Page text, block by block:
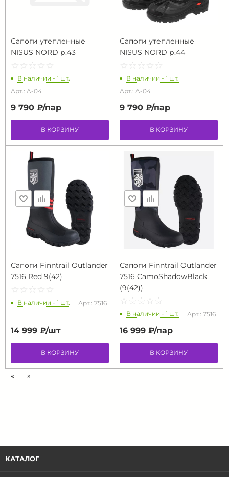
Сапоги утепленные
NISUS NORD р.43
☆ ☆ ☆ ☆ ☆
★ ★ ★ ★ ★
В наличии - 1 шт.
Арт.: A-04
9 790 ₽/пар
В КОРЗИНУ
Сапоги утепленные
NISUS NORD р.44
☆ ☆ ☆ ☆ ☆
★ ★ ★ ★ ★
В наличии - 1 шт.
Арт.: A-04
9 790 ₽/пар
В КОРЗИНУ
Сапоги Finntrail Outlander
7516 Red 9(42)
☆ ☆ ☆ ☆ ☆
★ ★ ★ ★ ★
В наличии - 1 шт. Арт.: 7516
14 999 ₽/шт
В КОРЗИНУ
Сапоги Finntrail Outlander
7516 CamoShadowBlack
(9(42))
☆ ☆ ☆ ☆ ☆
★ ★ ★ ★ ★
В наличии - 1 шт. Арт.: 7516
16 999 ₽/пар
В КОРЗИНУ
« »
КАТАЛОГ